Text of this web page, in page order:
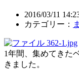
2016/03/11
カテゴリー：
1年間、集めてきた
きました。